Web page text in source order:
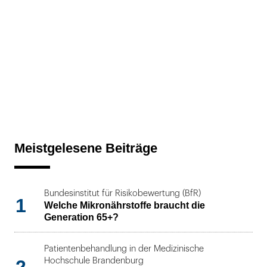
Meistgelesene Beiträge
1
Bundesinstitut für Risikobewertung (BfR)
Welche Mikronährstoffe braucht die
Generation 65+?
Patientenbehandlung in der Medizinische
Hochschule Brandenburg